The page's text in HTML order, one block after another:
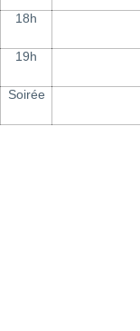
18h
19h
Soirée